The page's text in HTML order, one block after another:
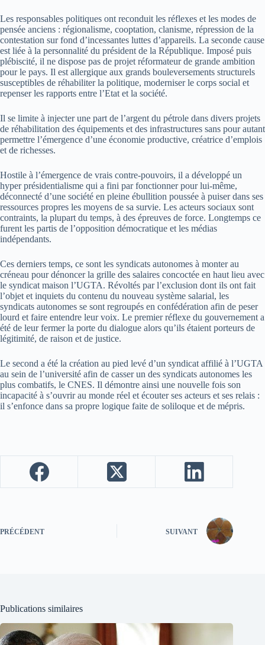
Les responsables politiques ont reconduit les réflexes et les modes de
pensée anciens : régionalisme, cooptation, clanisme, répression de la
contestation sur fond d’incessantes luttes d’appareils. La seconde cause
est liée à la personnalité du président de la République. Imposé puis
plébiscité, il ne dispose pas de projet réformateur de grande ambition
pour le pays. Il est allergique aux grands bouleversements structurels
susceptibles de réhabiliter la politique, moderniser le corps social et
repenser les rapports entre l’Etat et la société.
Il se limite à injecter une part de l’argent du pétrole dans divers projets
de réhabilitation des équipements et des infrastructures sans pour autant
permettre l’émergence d’une économie productive, créatrice d’emplois
et de richesses.
Hostile à l’émergence de vrais contre-pouvoirs, il a développé un
hyper présidentialisme qui a fini par fonctionner pour lui-même,
déconnecté d’une société en pleine ébullition poussée à puiser dans ses
ressources propres les moyens de sa survie. Les acteurs sociaux sont
contraints, la plupart du temps, à des épreuves de force. Longtemps ce
furent les partis de l’opposition démocratique et les médias
indépendants.
Ces derniers temps, ce sont les syndicats autonomes à monter au
créneau pour dénoncer la grille des salaires concoctée en haut lieu avec
le syndicat maison l’UGTA. Révoltés par l’exclusion dont ils ont fait
l’objet et inquiets du contenu du nouveau système salarial, les
syndicats autonomes se sont regroupés en confédération afin de peser
lourd et faire entendre leur voix. Le premier réflexe du gouvernement a
été de leur fermer la porte du dialogue alors qu’ils étaient porteurs de
légitimité, de raison et de justice.
Le second a été la création au pied levé d’un syndicat affilié à l’UGTA
au sein de l’université afin de casser un des syndicats autonomes les
plus combatifs, le CNES. Il démontre ainsi une nouvelle fois son
incapacité à s’ouvrir au monde réel et écouter ses acteurs et ses relais :
il s’enfonce dans sa propre logique faite de soliloque et de mépris.
PRÉCÉDENT SUIVANT
Publications similaires